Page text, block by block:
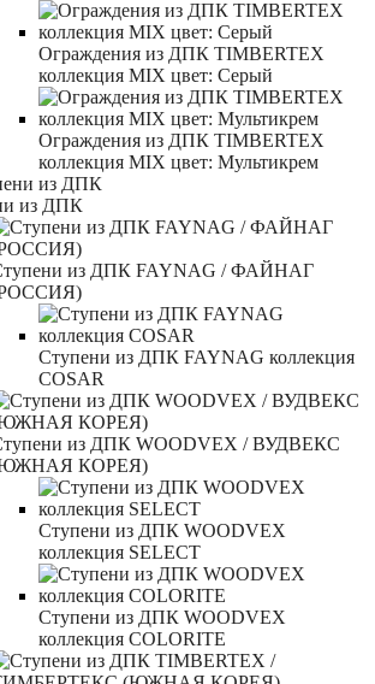
Ограждения из ДПК TIMBERTEX
коллекция MIX цвет: Серый
Ограждения из ДПК TIMBERTEX
коллекция MIX цвет: Мультикрем
из ДПК
из ДПК FAYNAG / ФАЙНАГ
Ступени из ДПК FAYNAG коллекция
COSAR
из ДПК WOODVEX / ВУДВЕКС
КОРЕЯ)
Ступени из ДПК WOODVEX
коллекция SELECT
Ступени из ДПК WOODVEX
коллекция COLORITE